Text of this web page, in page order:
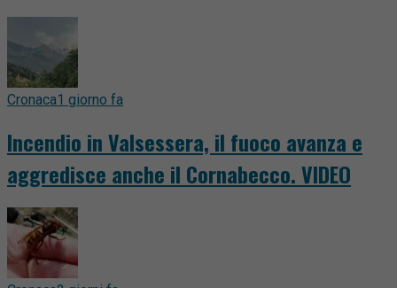
Cronaca1 giorno fa
Incendio in Valsessera, il fuoco avanza e
aggredisce anche il Cornabecco. VIDEO